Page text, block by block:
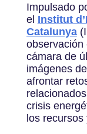
Impulsado
el Institut
Catalunya
observación
cámara de
imágenes
afrontar
crisis
los recursos